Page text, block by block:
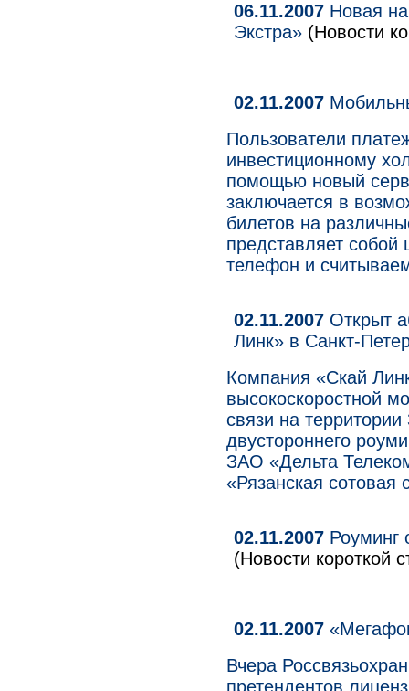
06.11.2007 Новая
Экстра» (Новости
02.11.2007
Пользователи
инвестиционному
помощью новый
заключается в
билетов на
представляет
телефон и
02.11.2007 Открыт
Линк» в Санкт-
Компания «Скай
высокоскоростной
связи на
двустороннего
ЗАО «Дельта
«Рязанская сотовая
02.11.2007 Роуминг
(Новости короткой
02.11.2007
Вчера
претендентов